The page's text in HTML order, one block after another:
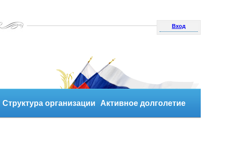
Вход
Структура организации Активное долголетие